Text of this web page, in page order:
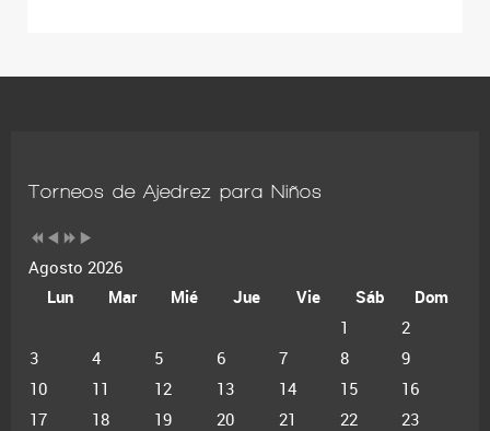
Torneos de Ajedrez para Niños
Agosto 2026
Lun
Mar Mié Jue Vie Sáb
Dom
1
2
3
4 5 6 7 8
9
10
11 12 13 14 15
16
17
18 19 20 21 22
23